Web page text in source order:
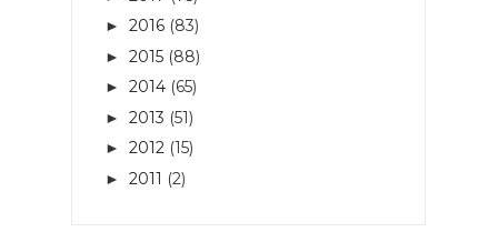
► 2016 (83)
► 2015 (88)
► 2014 (65)
► 2013 (51)
► 2012 (15)
► 2011 (2)